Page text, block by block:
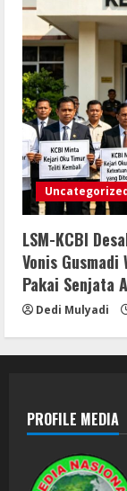
LSM-KCBI
Vonis
Pakai Senjata
Dedi Mulyadi
PROFILE MEDIA